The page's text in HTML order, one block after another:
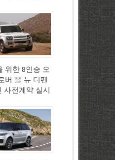
위한 8인승 오
버 올 뉴 디펜
사전계약 실시